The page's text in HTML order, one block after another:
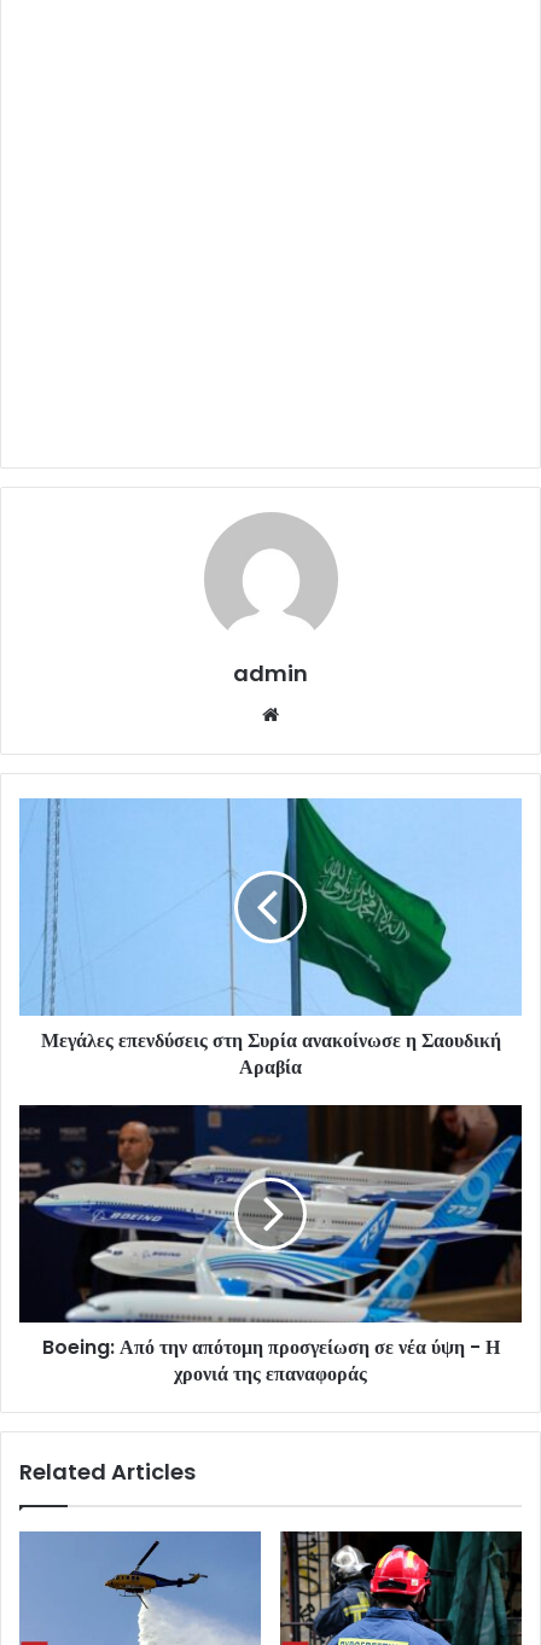
admin
Μεγάλες επενδύσεις στη Συρία ανακοίνωσε η Σαουδική
Αραβία
Boeing: Από την απότομη προσγείωση σε νέα ύψη - Η
χρονιά της επαναφοράς
Related Articles